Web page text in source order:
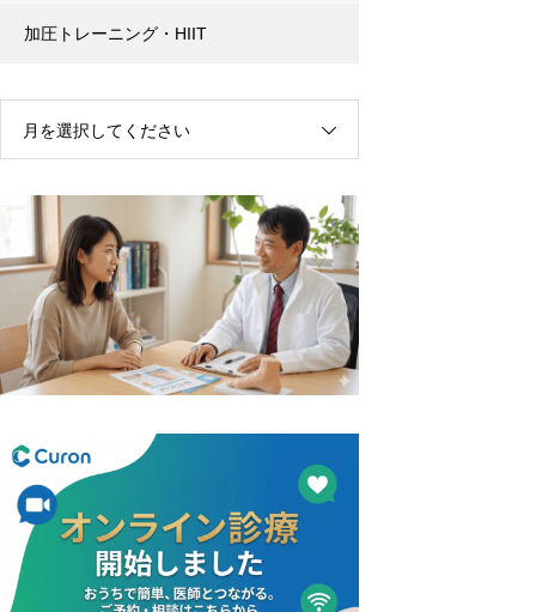
加圧トレーニング・HIIT
月を選択してください